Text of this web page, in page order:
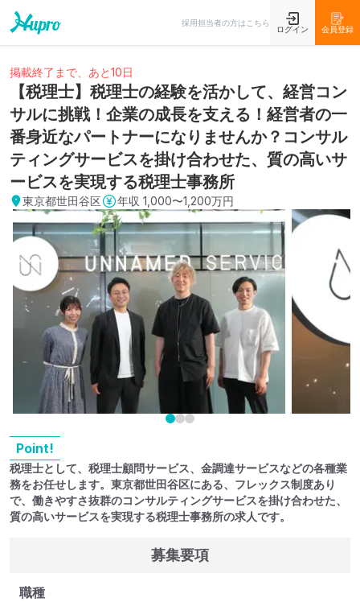
採用担当者の方はこちら
ログイン 会員登録
掲載終了まで、あと10日
【税理士】税理士の経験を活かして、経営コン
サルに挑戦！企業の成長を支える！経営者の一
番身近なパートナーになりませんか？コンサル
ティングサービスを掛け合わせた、質の高いサ
ービスを実現する税理士事務所
東京都世田谷区 年収 1,000〜1,200万円
Point!
税理士として、税理士顧問サービス、金調達サービスなどの各種業
務をお任せします。東京都世田谷区にある、フレックス制度あり
で、働きやすさ抜群のコンサルティングサービスを掛け合わせた、
質の高いサービスを実現する税理士事務所の求人です。
募集要項
職種